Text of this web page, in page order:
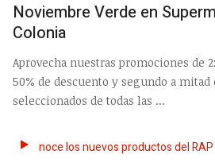
Noviembre Verde en
Colonia
Aprovecha nuestras promociones de
50% de descuento y segundo a
seleccionados de todas las ...